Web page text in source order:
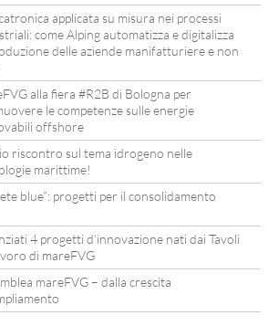
applicata su misura nei processi
come Alping automatizza e digitalizza
delle aziende manifatturiere e non
alla fiera #R2B di Bologna per
le competenze sulle energie
offshore
riscontro sul tema idrogeno nelle
marittime!
blue”: progetti per il consolidamento
4 progetti d’innovazione nati dai Tavoli
di mareFVG
mareFVG – dalla crescita